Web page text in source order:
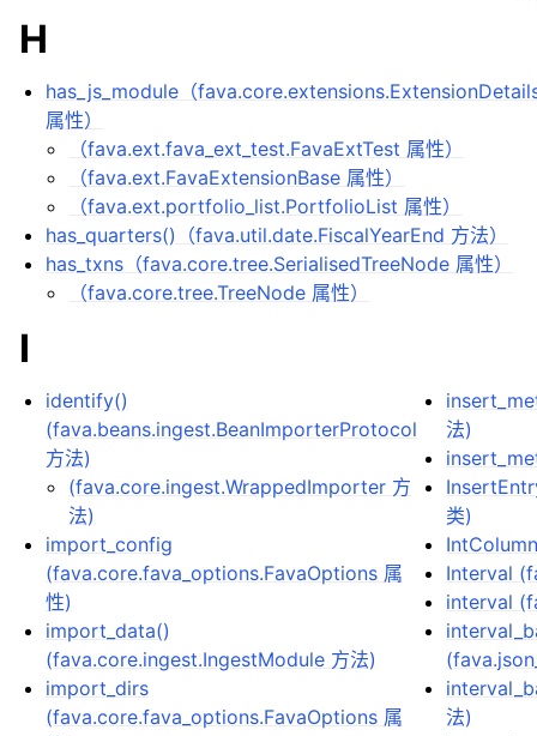
H
has_js_module（
属性）
（fava.ext.fava_ext_test.FavaExtTest 属性）
（fava.ext.FavaExtensionBase 属性）
（fava.ext.portfolio_list.PortfolioList 属性）
has_quarters()（fava.util.date.FiscalYearEnd 方法）
has_txns（fava.core.tree.SerialisedTreeNode 属性）
（fava.core.tree.TreeNode 属性）
I
identify()
(fava.beans.ingest.BeanImporterProtocol
方法)
(fava.core.ingest.WrappedImporter 方
法)
import_config
(fava.core.fava_options.FavaOptions 属
性)
import_data()
(fava.core.ingest.IngestModule 方法)
import_dirs
(fava.core.fava_options.FavaOptions 属
法)
类)
Interval
interval
法)